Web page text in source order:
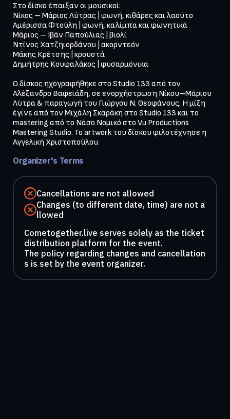
Στο δίσκο έπαιξαν οι μουσικοί:
Νίκος – Μάριος Λύτρας | φωνή, κιθάρες και λαούτο
Αμέρισσα Φτούλη | φωνή, καλίμπα και φωνητικά
Μάριος – Ιβάν Παπούλιας | βιολί
Ντίνος Χατζηιορδάνου | ακορντεόν
Μάκης Κρέτσης | κρουστά
Δημήτρης Κουφαλάκος | φυσαρμόνικα
Ο δίσκος ηχογραφήθηκε στο Studio 133 από τον
Αλέξανδρο Βαφειάδη, σε ενορχήστρωση Νίκου–Μάριου
Λύτρα & παραγωγή του Γιώργου Ν. Θεοφάνους. Η μίξη
έγινε από τον Μιχάλη Σκαράκη στο Studio 133 και το
mastering από το Νάσο Νομικό στο Vu Productions
Mastering Studio. Το artwork του δίσκου φιλοτέχνησε η
Αγγελική Χριστοπούλου.
Organizer's Terms
Cancellations are not allowed
Changes (to different date, time) are not a
llowed
Cometogether.live serves solely as the ticket
distribution platform for the event.
The policy regarding changes and cancellation
s is set by the event organizer.